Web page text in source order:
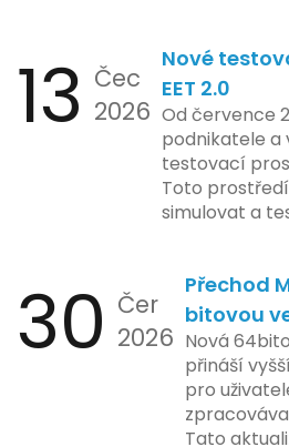
mohla
limity na
Tato
pokročilé
aktivit, což
soukromí a
bezpečnost
regulační
na pozoru a
případu velmi
společnosti
podrobnější
konkrétních
13 Čec
2026
Nové
EET 2.0
Od července
podnikatele a
testovací
Toto
simulovat a
mají možnost
své systémy
nového
30 Čer
2026
Přechod
bitovou
Nová
přináší
pro
Tato